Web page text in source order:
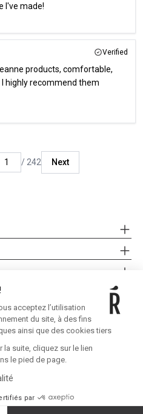
acceptez l’utilisation
du site, à des fins
ainsi que des cookies tiers
suite, cliquez sur le lien
le pied de page.
par
ADD TO CART
I've made!
Verified
products, comfortable,
highly recommend them
/ 242 Next
Conditions